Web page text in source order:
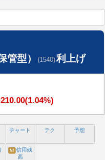
管型） (1540)利上げ
チャート テク 予想
N! 信用残
高